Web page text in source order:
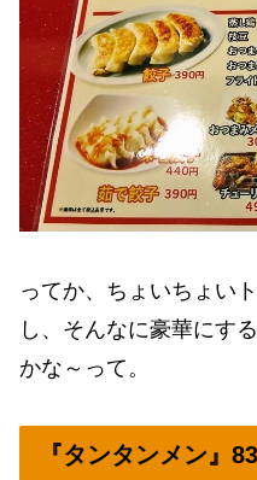
ってか、ちょいちょい
し、そんなに豪華にす
かな～って。
『タンタンメン』